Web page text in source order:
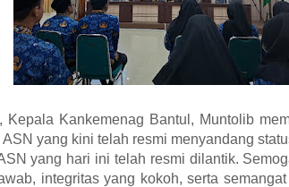
Kepala Kankemenag Bantul, Muntolib
yang kini telah resmi menyandang
yang hari ini telah resmi dilantik.
integritas yang kokoh, serta